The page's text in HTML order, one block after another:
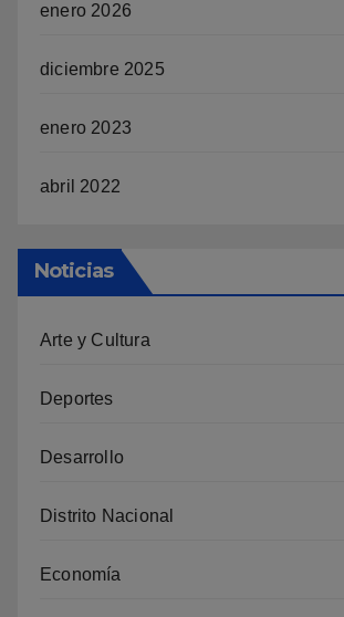
enero 2026
diciembre 2025
enero 2023
abril 2022
Noticias
Arte y Cultura
Deportes
Desarrollo
Distrito Nacional
Economía